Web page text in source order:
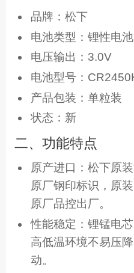
品牌：松下
电池类型：锂性电池
电压输出：3.0V
电池型号：
产品包装：单粒装
状态：新
二、功能特点
原产进口：松下原
原厂钢印标识，原
原厂品控出厂。
性能稳定：锂锰电
高低温环境不易压
动。